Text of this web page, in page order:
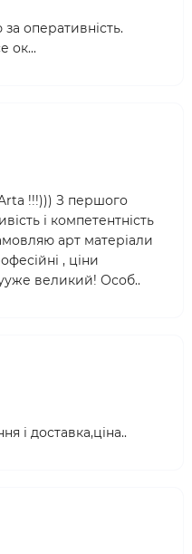
оперативність.
ок...
!!!))) З першого
і компетентність
арт матеріали
, ціни
великий! Особ..
і доставка,ціна..